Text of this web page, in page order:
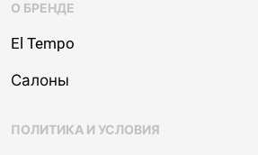
О БРЕНДЕ
El Tempo
Салоны
ПОЛИТИКА И УСЛОВИЯ